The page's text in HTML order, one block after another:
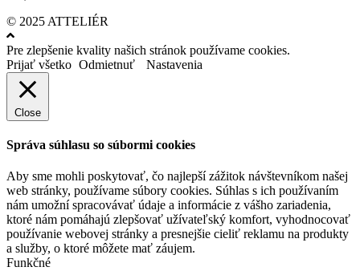
© 2025 ATTELIÉR
Pre zlepšenie kvality našich stránok používame cookies.
Prijať všetko Odmietnuť Nastavenia
Close
Správa súhlasu so súbormi cookies
Aby sme mohli poskytovať, čo najlepší zážitok návštevníkom našej
web stránky, používame súbory cookies. Súhlas s ich používaním
nám umožní spracovávať údaje a informácie z vášho zariadenia,
ktoré nám pomáhajú zlepšovať užívateľský komfort, vyhodnocovať
používanie webovej stránky a presnejšie cieliť reklamu na produkty
a služby, o ktoré môžete mať záujem.
Funkčné